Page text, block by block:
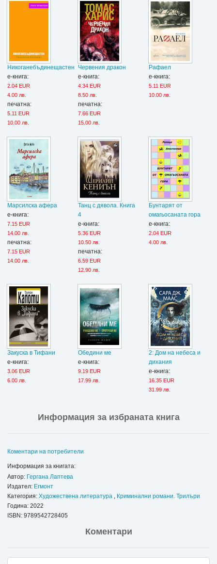
Никоганебъдинещастен
е-книга:
2.04 EUR
4.00 лв.
печатна:
5.11 EUR
10.00 лв.
Червения дракон
е-книга:
4.34 EUR
8.50 лв.
печатна:
7.66 EUR
15.00 лв.
Рафаел
е-книга:
5.11 EUR
10.00 лв.
Марсилска афера
е-книга:
7.15 EUR
14.00 лв.
печатна:
7.15 EUR
14.00 лв.
Танц с дявола. Книга
4
е-книга:
5.36 EUR
10.50 лв.
печатна:
6.59 EUR
12.90 лв.
Бунтарят от
омагьосаната гора
е-книга:
2.04 EUR
4.00 лв.
Закуска в Тифани
е-книга:
3.06 EUR
6.00 лв.
Обедини ме
е-книга:
9.19 EUR
17.99 лв.
2: Дом на небеса и
дихания
е-книга:
16.35 EUR
31.99 лв.
Информация за избраната книга
Коментари на потребители
Информация за книгата:
Автор: Гергана Лаптева
Издател: Егмонт
Категория: Художествена литература
Криминални романи. Трилъри
Година: 2022
ISBN: 9789542728405
Коментари